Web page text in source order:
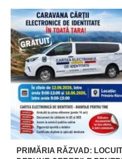
PRIMĂRIA RĂZVAD: